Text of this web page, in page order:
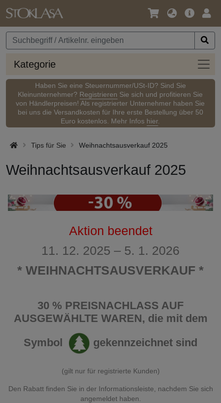
Sprache
Währung
Kategorie
Haben Sie eine Steuernummer/USt-ID? Sind Sie
Kleinunternehmer? Registrieren Sie sich und profitieren Sie
von Händlerpreisen! Als registrierter Unternehmer haben Sie
bei uns die Versandkosten für Ihre erste Bestellung über 50
Euro kostenlos. Mehr Infos hier.
Tips für Sie Weihnachtsausverkauf 2025
Weihnachtsausverkauf 2025
Aktion beendet
11. 12. 2025 – 5. 1. 2026
* WEIHNACHTSAUSVERKAUF *
30 % PREISNACHLASS AUF
AUSGEWÄHLTE WAREN, die mit dem
Symbol
gekennzeichnet sind
(gilt nur für registrierte Kunden)
Den Rabatt finden Sie in der Informationsleiste, nachdem Sie sich
angemeldet haben.